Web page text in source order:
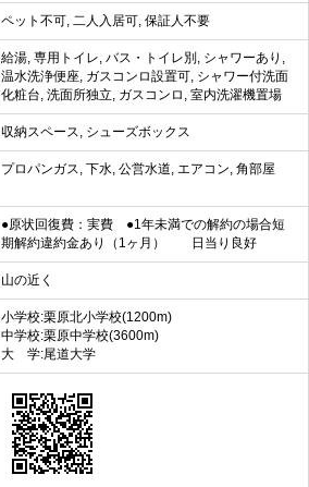
ペット不可, 二人入居可, 保証人不要
給湯, 専用トイレ, バス・トイレ別, シャワーあり,
温水洗浄便座, ガスコンロ設置可, シャワー付洗面
化粧台, 洗面所独立, ガスコンロ, 室内洗濯機置場
収納スペース, シューズボックス
プロパンガス, 下水, 公営水道, エアコン, 角部屋
●原状回復費：実費 ●1年未満での解約の場合短
期解約違約金あり（1ヶ月） 日当り良好
山の近く
小学校:栗原北小学校(1200m)
中学校:栗原中学校(3600m)
大 学:尾道大学